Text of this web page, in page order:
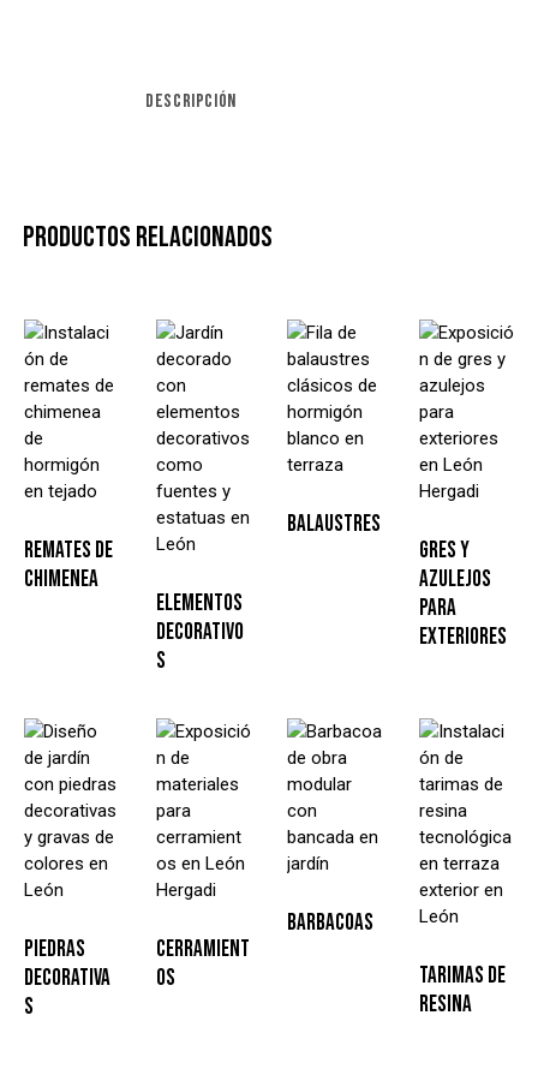
DESCRIPCIÓN
PRODUCTOS RELACIONADOS
REMATES DE
CHIMENEA
ELEMENTOS
DECORATIVO
S
BALAUSTRES
GRES Y
AZULEJOS
PARA
EXTERIORES
PIEDRAS
DECORATIVA
S
CERRAMIENT
OS
BARBACOAS
TARIMAS DE
RESINA